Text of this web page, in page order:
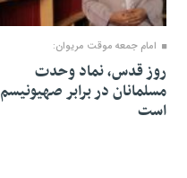
۰۸ فروردین ۱۴۰۴
امام جمعه موقت مریوان:
روز قدس، نماد وحدت
مسلمانان در برابر صهیونیسم
است